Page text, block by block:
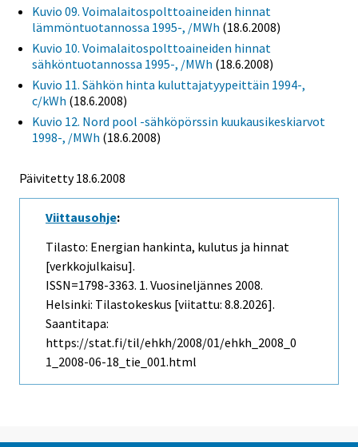
Kuvio 09. Voimalaitospolttoaineiden hinnat
lämmöntuotannossa 1995-, /MWh (18.6.2008)
Kuvio 10. Voimalaitospolttoaineiden hinnat
sähköntuotannossa 1995-, /MWh (18.6.2008)
Kuvio 11. Sähkön hinta kuluttajatyypeittäin 1994-,
c/kWh (18.6.2008)
Kuvio 12. Nord pool -sähköpörssin kuukausikeskiarvot
1998-, /MWh (18.6.2008)
Päivitetty18.6.2008
Viittausohje:
Tilasto: Energian hankinta, kulutus ja hinnat
[verkkojulkaisu].
ISSN=1798-3363. 1. Vuosineljännes 2008.
Helsinki: Tilastokeskus [viitattu: 8.8.2026].
Saantitapa:
https://stat.fi/til/ehkh/2008/01/ehkh_2008_0
1_2008-06-18_tie_001.html